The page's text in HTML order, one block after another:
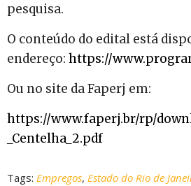
pesquisa.
O conteúdo do edital está
endereço: https://
Ou no site da Faperj em:
https://www.faperj.br/rp/
_Centelha_2.pdf
Tags: Empregos, Estado do Rio de